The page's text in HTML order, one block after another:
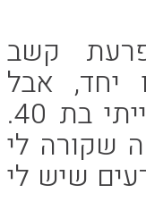
קשב
יחד, אבל
גיליתי אותך רק כשהייתי בת 40.
שקורה לי
שיש לי